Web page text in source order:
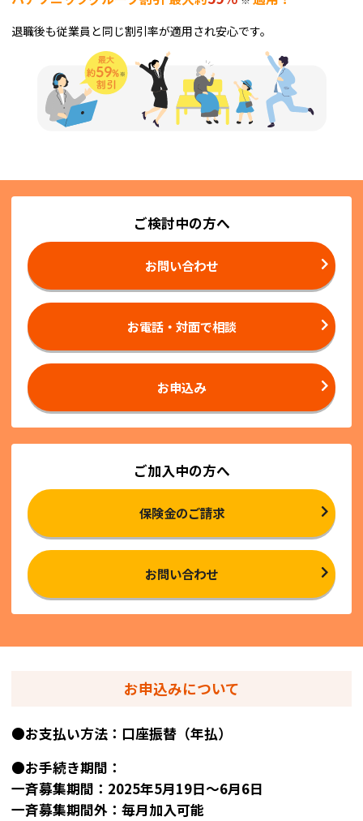
退職後も従業員と同じ割引率が適用され安心です。
ご検討中の方へ
お問い合わせ
お電話・対面で相談
お申込み
ご加入中の方へ
保険金のご請求
お問い合わせ
お申込みについて
●お支払い方法：口座振替（年払）
●お手続き期間：
一斉募集期間：2025年5月19日～6月6日
一斉募集期間外：毎月加入可能